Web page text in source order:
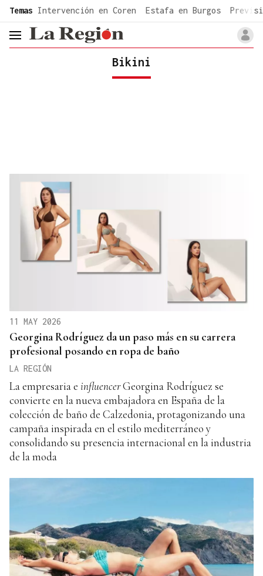
common.go-to-content
Temas Intervención en Coren Estafa en Burgos
header.menu.open
Bikini
11 MAY 2026
Georgina Rodríguez da un paso más en su carrera
profesional posando en ropa de baño
LA REGIÓN
La empresaria e influencerGeorgina Rodríguez se
convierte en la nueva embajadora en España de la
colección de baño de Calzedonia, protagonizando una
campaña inspirada en el estilo mediterráneo y
consolidando su presencia internacional en la industria
de la moda